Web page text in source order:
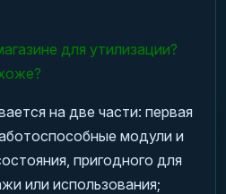
для утилизации?
на две части: первая
модули и
пригодного для
или использования;